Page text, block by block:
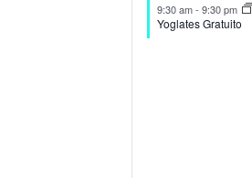
9:30 am- 9:30 pm
Yoglates Gratuito